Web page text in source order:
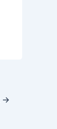
→